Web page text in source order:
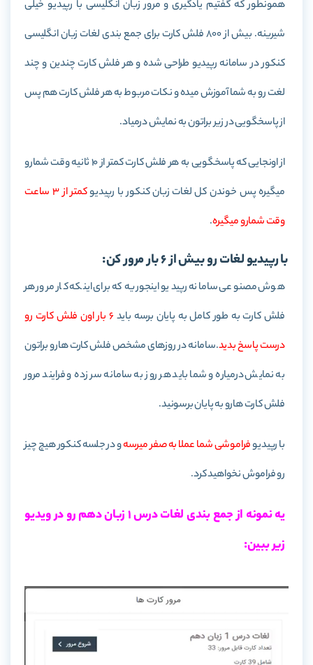
همونطور که گفتیم یادگیری و مرور زبان انگلیسی با رپیدیو خیلی
شیرینه. بیش از 800 فلش کارت برای جمع بندی لغات زبان انگلیسی
کنکور در سامانه رپیدیو طراحی شده و هر فلش کارت چندین و چند
لغت رو به شما آموزش میده و نکات مربوط به هر فلش کارت هم پس
از پاسخگویی در زیر براتون به نمایش درمیاد.
از اونجایی که پاسخگویی به هر فلش کارت کمتر از 10 ثانیه وقت شمارو
میگیره پس خوندن کل لغات زبان کنکور با رپیدیو
کمتر از 3 ساعت
وقت شمارو میگیره.
با رپیدیو لغات رو بیش از 6 بار مرور کن:
هوش مصنوعی سامانه رپیدیو اینجوریه که برای اینکه کار مرور هر
فلش کارت به طور کامل به پایان برسه باید
6 بار اون فلش کارت رو
درست پاسخ بدید.سامانه در روزهای مشخص فلش کارت هارو براتون
به نمایش درمیاره و شما باید هر روز به سامانه سر زده و فرایند مرور
فلش کارت هارو به پایان برسونید.
با رپیدیوفراموشی شما عملا به صفر میرسهو در جلسه کنکور هیچ چیز
رو فراموش نخواهید کرد.
یه نمونه از جمع بندی لغات درس 1 زبان دهم رو در ویدیو
زیر ببین: